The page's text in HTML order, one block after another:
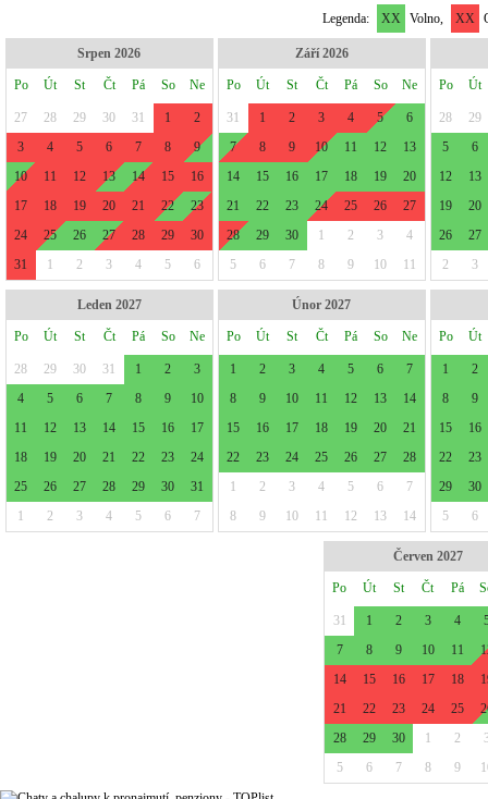
Legenda: XX Volno, XX
Srpen 2026
Po Út St Čt Pá So Ne
27 28 29 30 31 1
2
3
4 5 6 7 8
9
10
11 12 13 14 15
16
17
18 19 20 21 22
23
24
25 26 27 28 29
30
31
1 2 3 4 5 6
Září 2026
Po Út St Čt Pá So Ne
31 1 2 3 4 5
6
7
8 9 10 11 12
13
14
15 16 17 18 19
20
21
22 23 24 25 26
27
28
29 30 1 2 3
4
5
6 7 8 9 10 11
Po Út
28
29
5
6
12
13
19
20
26
27
2
3
Leden 2027
Po Út St Čt Pá So Ne
28 29 30 31 1 2
3
4
5 6 7 8 9
10
11
12 13 14 15 16
17
18
19 20 21 22 23
24
25
26 27 28 29 30
31
1
2 3 4 5 6 7
Únor 2027
Po Út St Čt Pá So Ne
1 2 3 4 5 6
7
8
9 10 11 12 13
14
15
16 17 18 19 20
21
22
23 24 25 26 27
28
1
2 3 4 5 6
7
8
9 10 11 12 13 14
Po Út
1
2
8
9
15
16
22
23
29
30
5
6
Červen 2027
Po Út St Čt Pá
31 1 2 3 4
7
8 9 10 11
14
15 16 17 18
21
22 23 24 25
28
29 30 1 2
5
6 7 8 9